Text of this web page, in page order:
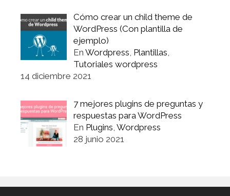
Cómo crear un child theme de
WordPress (Con plantilla de
ejemplo)
En Wordpress, Plantillas,
Tutoriales wordpress
14 diciembre 2021
7 mejores plugins de preguntas y
respuestas para WordPress
En Plugins Wordpress
28 junio 2021